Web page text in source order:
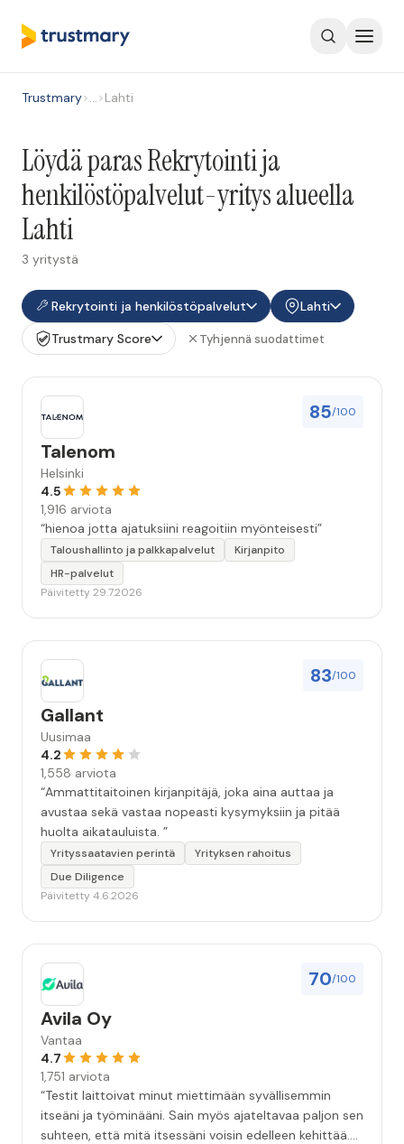
Trustmary>…>Lahti
Löydä paras Rekrytointi ja
henkilöstöpalvelut-yritys alueella
Lahti
3 yritystä
Rekrytointi ja henkilöstöpalvelut
Lahti
Trustmary Score
Tyhjennä suodattimet
85/100
Talenom
Helsinki
4.5
1,916 arviota
“hienoa jotta ajatuksiini reagoitiin myönteisesti”
Taloushallinto ja palkkapalvelut
Kirjanpito
HR-palvelut
Päivitetty 29.7.2026
83/100
Gallant
Uusimaa
4.2
1,558 arviota
“Ammattitaitoinen kirjanpitäjä, joka aina auttaa ja
avustaa sekä vastaa nopeasti kysymyksiin ja pitää
huolta aikatauluista. ”
Yrityssaatavien perintä
Yrityksen rahoitus
Due Diligence
Päivitetty 4.6.2026
70/100
Avila Oy
Vantaa
4.7
1,751 arviota
“Testit laittoivat minut miettimään syvällisemmin
itseäni ja työminääni. Sain myös ajateltavaa paljon sen
suhteen, että mitä itsessäni voisin edelleen kehittää.